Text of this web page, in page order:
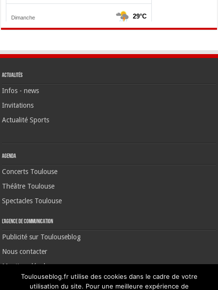
Actualités
Infos - news
Invitations
Actualité Sports
Agenda
Concerts Toulouse
Théâtre Toulouse
Spectacles Toulouse
L’agence de communication
Publicité sur Toulouseblog
Nous contacter
Mentions légales
Toulouseblog.fr utilise des cookies dans le cadre de votre
utilisation du site. Pour une meilleure expérience de